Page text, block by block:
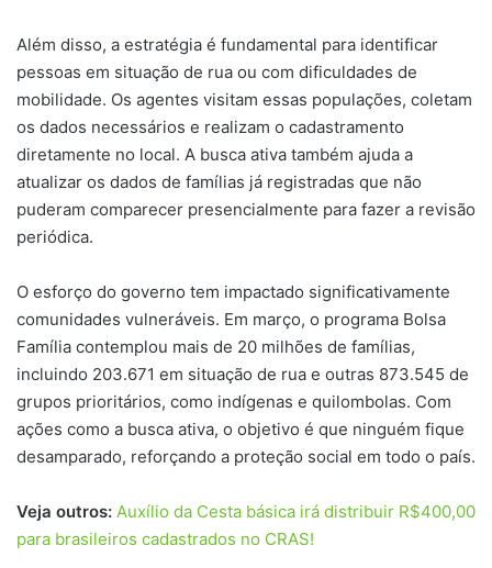
Além disso, a estratégia é fundamental para identificar
pessoas em situação de rua ou com dificuldades de
mobilidade. Os agentes visitam essas populações, coletam
os dados necessários e realizam o cadastramento
diretamente no local. A busca ativa também ajuda a
atualizar os dados de famílias já registradas que não
puderam comparecer presencialmente para fazer a revisão
periódica.
O esforço do governo tem impactado significativamente
comunidades vulneráveis. Em março, o programa Bolsa
Família contemplou mais de 20 milhões de famílias,
incluindo 203.671 em situação de rua e outras 873.545 de
grupos prioritários, como indígenas e quilombolas. Com
ações como a busca ativa, o objetivo é que ninguém fique
desamparado, reforçando a proteção social em todo o país.
Veja outros: Auxílio da Cesta básica irá distribuir R$400,00
para brasileiros cadastrados no CRAS!